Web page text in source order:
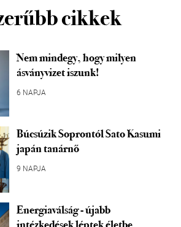
cikkek
Nem mindegy, hogy milyen
ásványvizet iszunk!
6 NAPJA
Búcsúzik Soprontól Sato Kasumi
japán tanárnő
9 NAPJA
Energiaválság - újabb